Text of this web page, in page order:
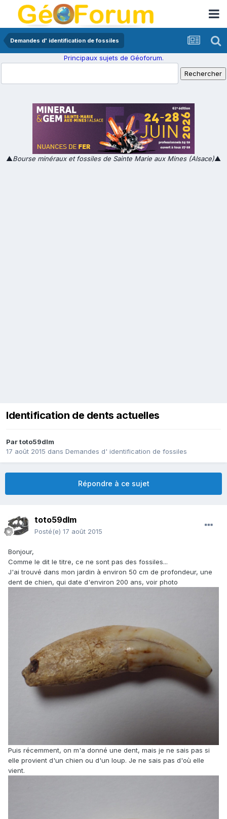
Demandes d' identification de fossiles
Principaux sujets de Géoforum.
▲Bourse minéraux et fossiles de Sainte Marie aux Mines (Alsace)▲
Identification de dents actuelles
Partoto59dlm
17 août 2015 dans Demandes d' identification de fossiles
Répondre à ce sujet
toto59dlm
Posté(e) 17 août 2015
Bonjour,
Comme le dit le titre, ce ne sont pas des fossiles...
J'ai trouvé dans mon jardin à environ 50 cm de profondeur, une
dent de chien, qui date d'environ 200 ans, voir photo
Puis récemment, on m'a donné une dent, mais je ne sais pas si
elle provient d'un chien ou d'un loup. Je ne sais pas d'où elle
vient.